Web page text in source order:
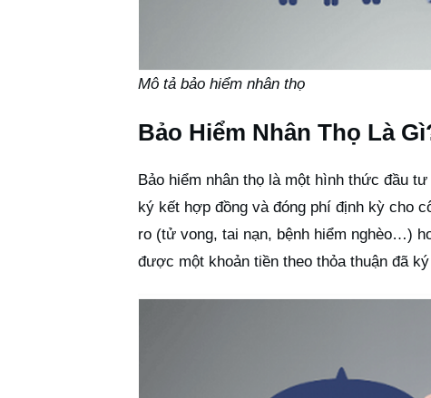
Mô tả bảo hiểm nhân thọ
Bảo Hiểm Nhân Thọ Là
Bảo hiểm nhân thọ là một hình thức đầu
ký kết hợp đồng và đóng phí định kỳ cho
ro (tử vong, tai nạn, bệnh hiểm nghèo…)
được một khoản tiền theo thỏa thuận đã